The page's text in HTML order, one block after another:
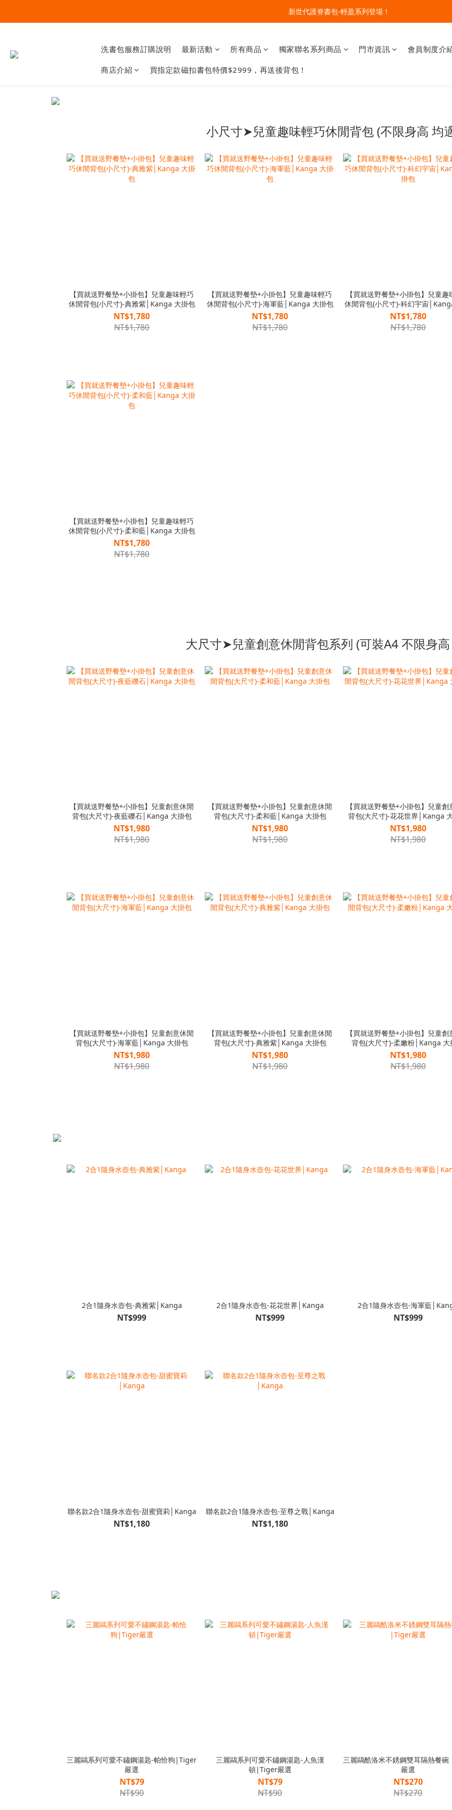
🔥今夏最夯 Pokémon 寶可夢書包現貨熱賣中！開心迎接新學期！
洗書包服務訂購說明 最新活動 所有商品 獨家聯名系列商品 門市資訊 會員制度介
商店介紹 買指定款磁扣書包特價$2999，再送後背包！
小尺寸➤兒童趣味輕巧休閒背包 (不限身高 均
【買就送野餐墊+小掛包】兒童趣味輕巧
休閒背包(小尺寸)-典雅紫│Kanga 大掛包
NT$1,780
NT$1,780
【買就送野餐墊+小掛包】兒童趣味輕巧
休閒背包(小尺寸)-海軍藍│Kanga 大掛包
NT$1,780
NT$1,780
【買就送野餐墊+小掛包】兒童趣
休閒背包(小尺寸)-科幻宇宙
包
NT$1,780
NT$1,780
【買就送野餐墊+小掛包】兒童趣味輕巧
休閒背包(小尺寸)-柔和藍│Kanga 大掛包
NT$1,780
NT$1,780
大尺寸➤兒童創意休閒背包系列 (可裝A4 不限身
【買就送野餐墊+小掛包】兒童創意休閒
背包(大尺寸)-夜藍礫石│Kanga 大掛包
NT$1,980
NT$1,980
【買就送野餐墊+小掛包】兒童創意休閒
背包(大尺寸)-柔和藍│Kanga 大掛包
NT$1,980
NT$1,980
【買就送野餐墊+小掛包】兒童創
背包(大尺寸)-花花世界│Kanga
NT$1,980
NT$1,980
【買就送野餐墊+小掛包】兒童創意休閒
背包(大尺寸)-海軍藍│Kanga 大掛包
NT$1,980
NT$1,980
【買就送野餐墊+小掛包】兒童創意休閒
背包(大尺寸)-典雅紫│Kanga 大掛包
NT$1,980
NT$1,980
【買就送野餐墊+小掛包】兒童創
背包(大尺寸)-柔嫩粉│Kanga 大
NT$1,980
NT$1,980
2合1隨身水壺包-典雅紫│Kanga
NT$999
2合1隨身水壺包-花花世界│Kanga
NT$999
2合1隨身水壺包-海軍藍
NT$999
聯名款2合1隨身水壺包-甜蜜寶莉│Kanga
NT$1,180
聯名款2合1隨身水壺包-至尊之戰│Kanga
NT$1,180
三麗鷗系列可愛不鏽鋼湯匙-帕恰狗|Tiger
嚴選
NT$79
NT$90
三麗鷗系列可愛不鏽鋼湯匙-人魚漢
頓|Tiger嚴選
NT$79
NT$90
三麗鷗酷洛米不銹鋼雙耳隔熱餐
嚴選
NT$270
NT$270